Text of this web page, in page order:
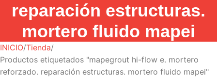
reparación estructuras.
mortero fluido mapei
INICIO Tienda
Productos etiquetados "mapegrout hi-flow e. mortero
reforzado. reparación estructuras. mortero fluido mapei"